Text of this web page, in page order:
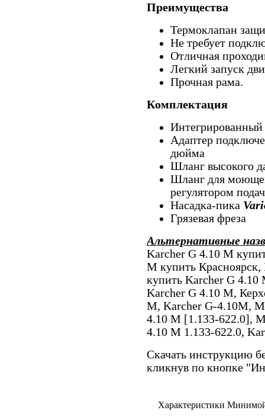
Преимущества
Термоклапан
Не требует
Отличная
Легкий запуск
Прочная рама.
Комплектация
Интегрированный
Адаптер
дюйма
Шланг высокого
Шланг для
регулятором
Насадка-пика
Грязевая фреза
Альтернативные
Karcher G 4.10 M
M купить
купить Karcher G 4.10
Karcher G 4.10 M,
M, Karcher G-4.10M,
4.10 M [1.133-622.0],
4.10 M 1.133-622.0,
Скачать инструкцию
кликнув по кнопке
Характеристики